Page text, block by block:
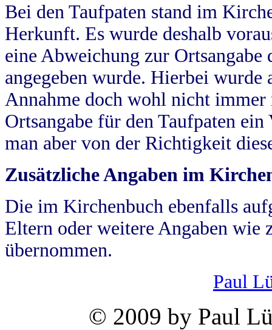
Bei den Taufpaten stand im
Herkunft. Es wurde deshalb
eine Abweichung zur
angegeben wurde. Hierbei wurde
Annahme doch wohl nicht
Ortsangabe für den Taufpaten
man aber von der Richtigkeit
Zusätzliche Angaben im
Die im Kirchenbuch ebenfalls
Eltern oder weitere Angaben wie
übernommen.
Paul
© 2009 by Paul